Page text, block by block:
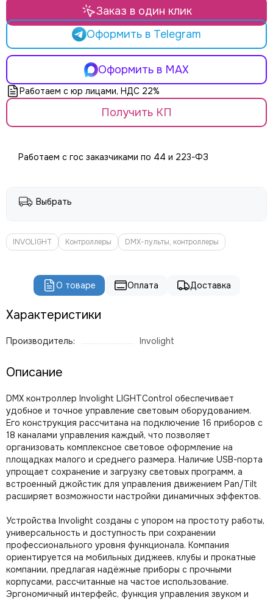
LightCraft
Light Union
LevelUp цепные тали
MA Lighting
Magmatic FX
MLB
NICOLAUDIE ARCHITECTURAL
PoleStar
PROLIGHTS
Seetronic
Silver Star
SMOKE FACTORY
STAGELighting
Stagemaker
Tarboc
Tuchler
YODN
ЯRILO Pro
PROCAST Cable
СТРОЙЦИРК
Заказ в один клик
Оформить в Telegram
Оформить в MAX
Работаем с юр лицами, НДС 22%
Получить КП
Работаем с гос заказчиками по 44 и 223-ФЗ
Выбрать
INVOLIGHT Контроллеры DMX-пульты, контроллеры
О товаре Оплата Доставка
Характеристики
Производитель: Involight
Описание
DMX контроллер Involight LIGHTControl обеспечивает
удобное и точное управление световым оборудованием.
Его конструкция рассчитана на подключение 16 приборов с
18 каналами управления каждый, что позволяет
организовать комплексное световое оформление на
площадках малого и среднего размера. Наличие USB-порта
упрощает сохранение и загрузку световых программ, а
встроенный джойстик для управления движением Pan/Tilt
расширяет возможности настройки динамичных эффектов.
Устройства Involight созданы с упором на простоту работы,
универсальность и доступность при сохранении
профессионального уровня функционала. Компания
ориентируется на мобильных диджеев, клубы и прокатные
компании, предлагая надёжные приборы с прочными
корпусами, рассчитанные на частое использование.
Эргономичный интерфейс, функция управления звуком и